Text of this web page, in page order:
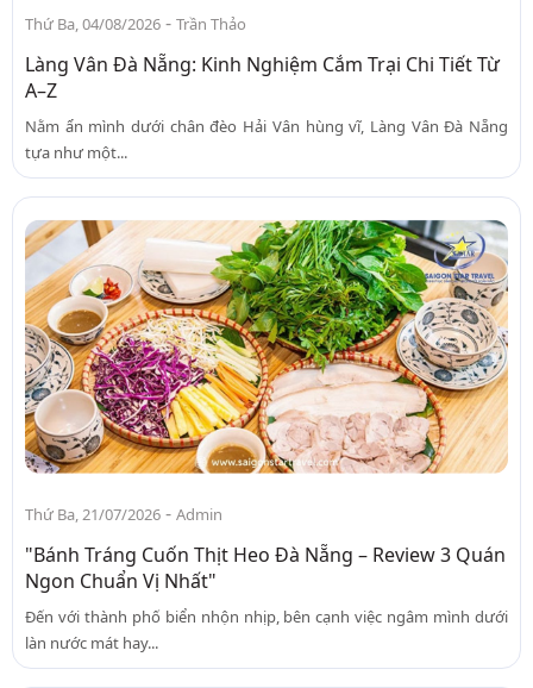
Thứ Ba, 04/08/2026 - Trần Thảo
Làng Vân Đà Nẵng: Kinh Nghiệm Cắm Trại Chi Tiết Từ
A–Z
Nằm ẩn mình dưới chân đèo Hải Vân hùng vĩ, Làng Vân Đà Nẵng
tựa như một...
Thứ Ba, 21/07/2026 - Admin
"Bánh Tráng Cuốn Thịt Heo Đà Nẵng – Review 3 Quán
Ngon Chuẩn Vị Nhất"
Đến với thành phố biển nhộn nhịp, bên cạnh việc ngâm mình dưới
làn nước mát hay...